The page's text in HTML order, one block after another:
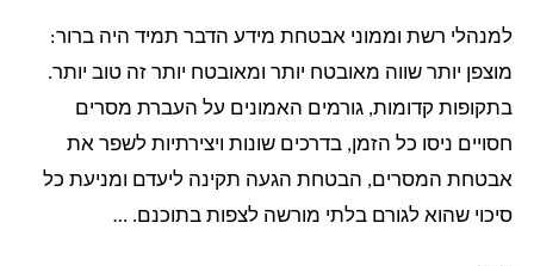
טוב,
Docker
למנהלי רשת וממוני אבטחת מידע הדבר תמיד היה ברור:
מוצפן יותר שווה מאובטח יותר ומאובטח יותר זה טוב יותר.
בתקופות קדומות, גורמים האמונים על העברת מסרים
חסויים ניסו כל הזמן, בדרכים שונות ויצירתיות לשפר את
אבטחת המסרים, הבטחת הגעה תקינה ליעדם ומניעת כל
סיכוי שהוא לגורם בלתי מורשה לצפות בתוכנם. …